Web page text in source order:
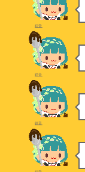
紺音
紺音
紺音